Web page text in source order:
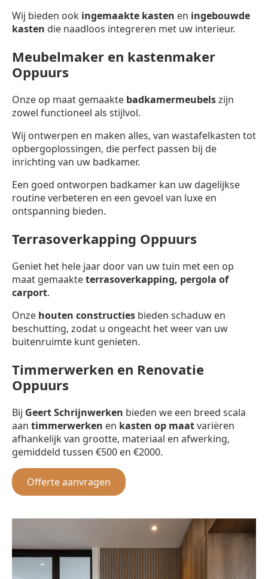
Wij bieden ook ingemaakte kasten en ingebouwde
kasten die naadloos integreren met uw interieur.
Meubelmaker en kastenmaker
Oppuurs
Onze op maat gemaakte badkamermeubelszijn
zowel functioneel als stijlvol.
Wij ontwerpen en maken alles, van wastafelkasten tot
opbergoplossingen, die perfect passen bij de
inrichting van uw badkamer.
Een goed ontworpen badkamer kan uw dagelijkse
routine verbeteren en een gevoel van luxe en
ontspanning bieden.
Terrasoverkapping Oppuurs
Geniet het hele jaar door van uw tuin met een op
maat gemaakteterrasoverkapping, pergola of
carport.
Onze houten constructies bieden schaduw en
beschutting, zodat u ongeacht het weer van uw
buitenruimte kunt genieten.
Timmerwerken en Renovatie
Oppuurs
Bij Geert Schrijnwerken bieden we een breed scala
aan timmerwerken en kasten op maatvariëren
afhankelijk van grootte, materiaal en afwerking,
gemiddeld tussen €500 en €2000.
Offerte aanvragen